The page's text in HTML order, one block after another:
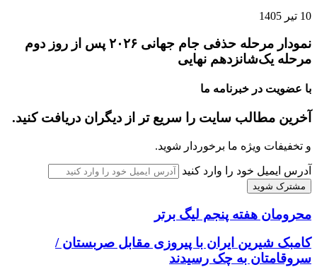
10 تیر 1405
نمودار مرحله حذفی جام جهانی ۲۰۲۶ پس از روز دوم
مرحله یک‌شانزدهم نهایی
با عضویت در خبرنامه ما
آخرین مطالب سایت را سریع تر از دیگران دریافت کنید.
و تخفیفات ویژه ما برخوردار شوید.
آدرس ایمیل خود را وارد کنید
محرومان هفته پنجم لیگ برتر
کامبک شیرین ایران با پیروزی مقابل صربستان /
سروقامتان به چک رسیدند